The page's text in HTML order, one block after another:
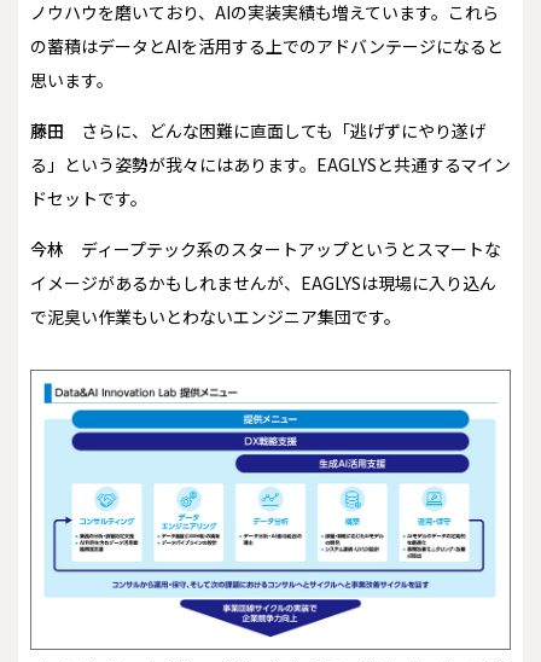
ノウハウを磨いており、AIの実装実績も増えています。これら
の蓄積はデータとAIを活用する上でのアドバンテージになると
思います。
藤田
さらに、どんな困難に直面しても「逃げずにやり遂げ
る」という姿勢が我々にはあります。EAGLYSと共通するマイン
ドセットです。
今林
ディープテック系のスタートアップというとスマートな
イメージがあるかもしれませんが、EAGLYSは現場に入り込ん
で泥臭い作業もいとわないエンジニア集団です。